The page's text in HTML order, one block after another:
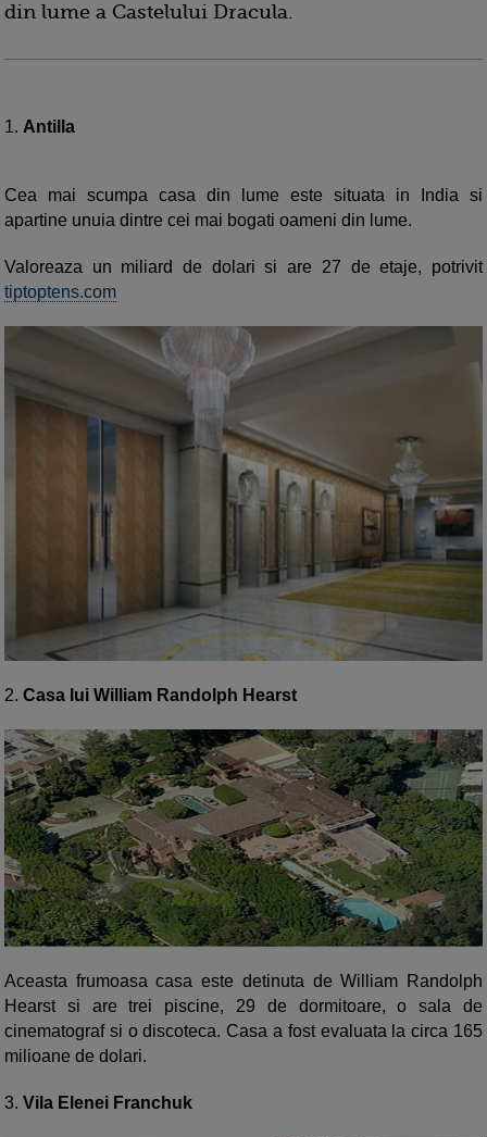
din lume a Castelului Dracula.
1. Antilla
Cea mai scumpa casa din lume este situata in India si
apartine unuia dintre cei mai bogati oameni din lume.
Valoreaza un miliard de dolari si are 27 de etaje, potrivit
tiptoptens.com
2. Casa lui William Randolph Hearst
Aceasta frumoasa casa este detinuta de William Randolph
Hearst si are trei piscine, 29 de dormitoare, o sala de
cinematograf si o discoteca. Casa a fost evaluata la circa 165
milioane de dolari.
3. Vila Elenei Franchuk